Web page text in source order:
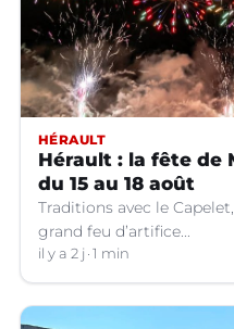
HÉRAULT
Hérault : la fête de
du 15 au 18 août
Traditions avec le
grand feu d’artifice...
il y a 2 j 1 min